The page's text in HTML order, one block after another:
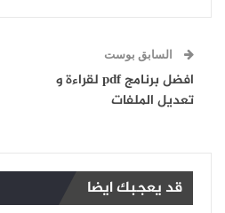
السابق بوست
افضل برنامج pdf لقراءة و
تعديل الملفات
قد يعجبك ايضا